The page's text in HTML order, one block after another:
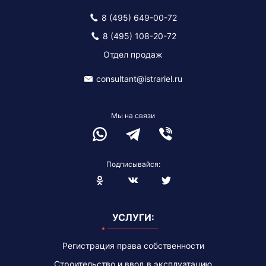
8 (495) 649-00-72
8 (495) 108-20-72
Отдел продаж
consultant@istrariel.ru
Мы на связи
Подписывайся:
Blogger
УСЛУГИ:
Регистрация права собственности